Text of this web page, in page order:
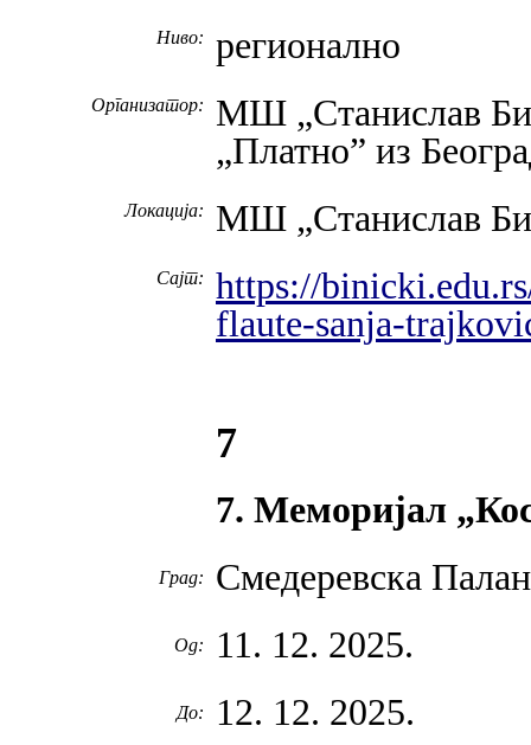
Ниво: регионално
Организатор:
МШ „Станислав
„Платно” из
Локација: МШ „Станислав
Сајт:
https://
flaute-sanja-
7
7. Меморијал
Град: Смедеревска
Од: 11. 12. 2025.
До: 12. 12. 2025.